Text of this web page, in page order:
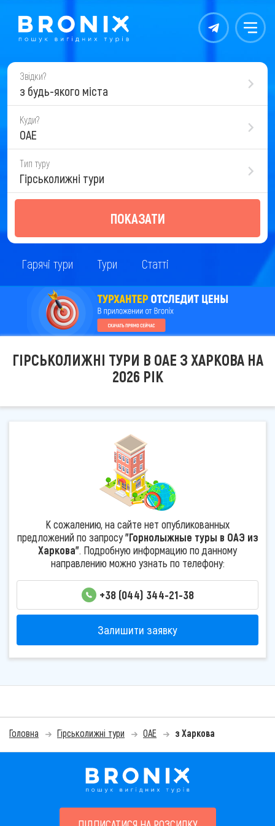
Контакты Меню
Звідки?
з будь-якого міста
Куди?
ОАЕ
Тип туру
Гірськолижні тури
ПОКАЗАТИ
Гарячі тури Тури Статті
ГІРСЬКОЛИЖНІ ТУРИ В ОАЕ З ХАРКОВА НА
2026 РІК
К сожалению, на сайте нет опубликованных
предложений по запросу"Горнолыжные туры в ОАЭ из
Харкова". Подробную информацию по данному
направлению можно узнать по телефону:
+38 (044) 344-21-38
Залишити заявку
Головна Гірськолижні тури ОАЕ з Харкова